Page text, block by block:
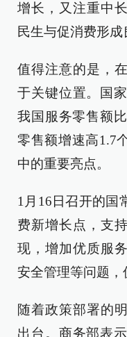
增长，又注重中
民生与促消费形成
值得注意的是，
于关键位置。国
我国服务零售额
零售额增速高1.7
中的重要亮点。
1月16日召开的国
费新增长点，支
现，增加优质服
安全管理等问题，
随着政策部署的
出台。商务部表